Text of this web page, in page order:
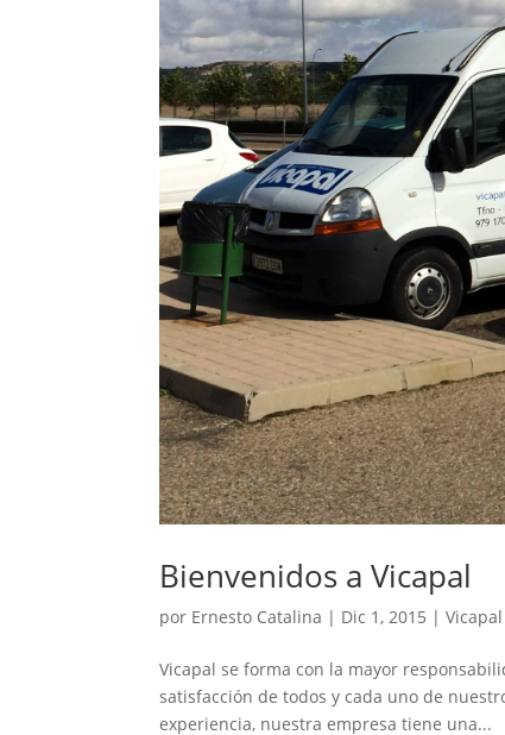
Bienvenidos a Vicapal
por Ernesto Catalina | Dic 1, 2015 |Vicapal
Vicapal se forma con la mayor
satisfacción de todos y cada uno de
experiencia, nuestra empresa tiene una...